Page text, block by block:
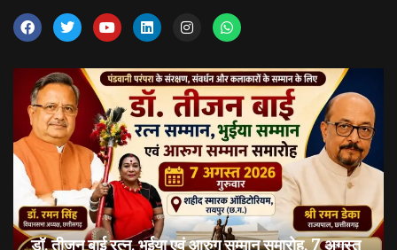
डॉ. तीजन बाई रत्न, भुईया एवं आरुग सम्मान समारोह, 7 अगस्त